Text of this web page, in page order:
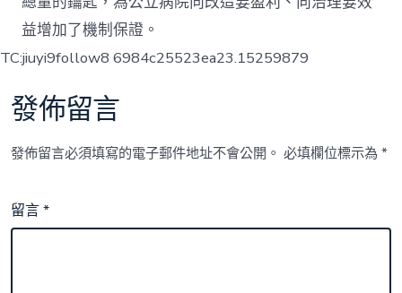
益增加了機制保證。
TC:jiuyi9follow8 6984c25523ea23.15259879
發佈留言
發佈留言必須填寫的電子郵件地址不會公開。 必填欄位標示為*
留言*